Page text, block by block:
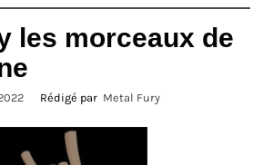
les morceaux de
Rédigé par Metal Fury